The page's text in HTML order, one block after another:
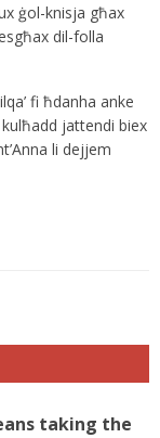
ġol-knisja għax
dil-folla
fi ħdanha anke
jattendi biex
li dejjem
taking the